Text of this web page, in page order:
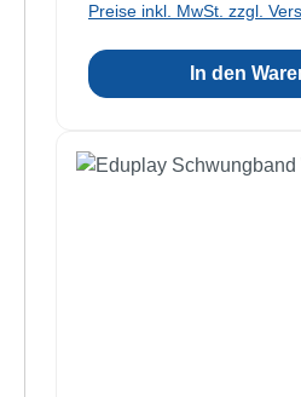
Preise inkl. MwSt. zzgl.
In den